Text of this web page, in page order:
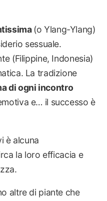
(o Ylang-Ylang)
sessuale.
(Filippine, Indonesia)
La tradizione
di ogni incontro
e… il successo è
è alcuna
la loro efficacia e
altre di piante che